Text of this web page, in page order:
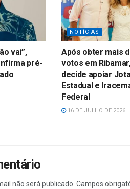
vai”,
pré-
NOTÍCIAS
Após obter mais
votos em
decide apoiar
Estadual e
Federal
16 DE JULHO DE 2026
não será publicado. Campos